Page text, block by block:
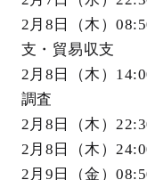
2月8日（木）
支・貿易収支
2月8日（木）
調査
2月8日（木）
2月8日（木）
2月9日（金）